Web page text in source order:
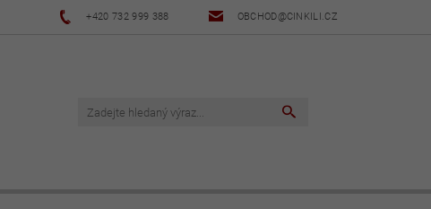
+420 732 999 388 OBCHOD@CINKILI.CZ